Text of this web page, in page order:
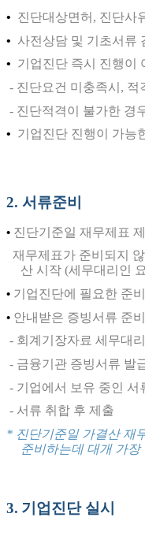
• 진단대상면허, 진단사
• 사전상담 및 기초서류
• 기업진단 즉시 진행이
- 진단요건 미충족시, 적
- 진단적격이 불가한 경
• 기업진단 진행이 가능
2. 서류준비
• 진단기준일 재무제표
재무제표가 준비되지
산 시작 (세무대리인
• 기업진단에 필요한 준
• 안내받은 증빙서류 준
- 회계기장자료 세무대
- 금융기관 증빙서류 발
- 기업에서 보유 중인 서
- 서류 취합 후 제출
* 진단기준일 가결산 재
준비하는데 대개 가장
3. 기업진단 실시